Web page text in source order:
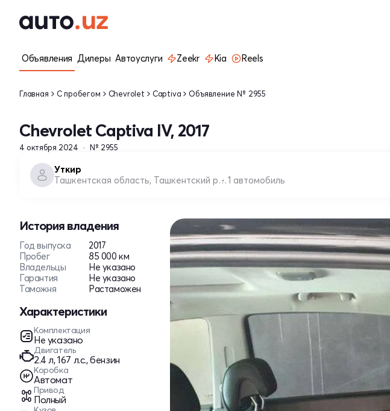
Объявления Дилеры Автоуслуги Zeekr Kia Reels
Главная С пробегом Chevrolet Captiva Объявление № 2955
Chevrolet Captiva IV, 2017
4 октября 2024 № 2955
Уткир
Ташкентская область, Ташкентский район1 автомобиль
История владения
Год выпуска
2017
Пробег
85 000 км
Владельцы
Не указано
Гарантия
Не указано
Таможня
Растаможен
Характеристики
Комплектация
Не указано
Двигатель
2.4 л, 167 л.с., бензин
Коробка
Автомат
Привод
Полный